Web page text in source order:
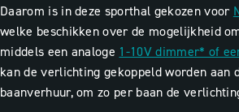
Daarom is in deze sporthal gekozen voor
welke beschikken over de mogelijkheid
middels een analoge 1-10V dimmer* of
kan de verlichting gekoppeld worden aan
baanverhuur, om zo per baan de